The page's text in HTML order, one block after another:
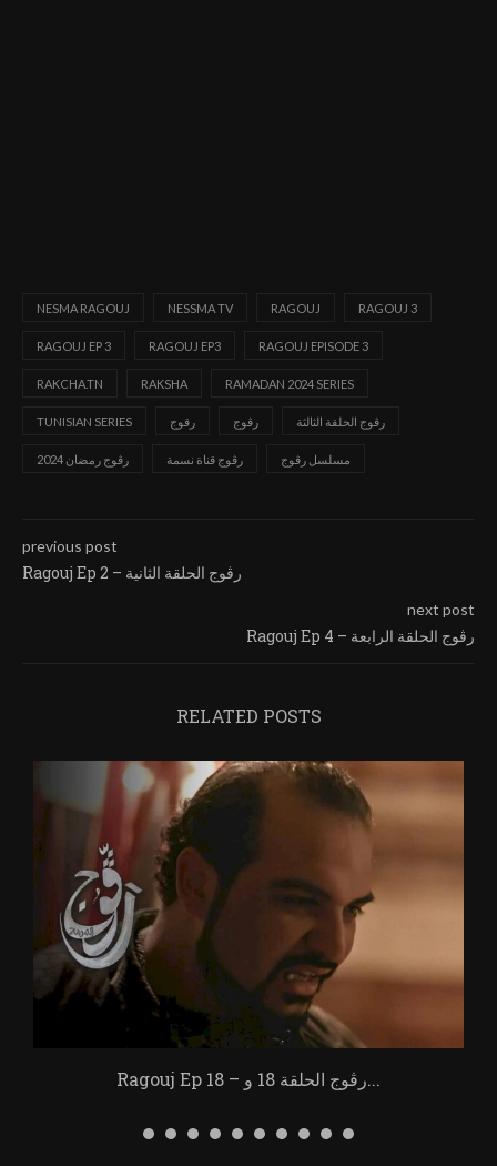
NESMA RAGOUJ NESSMA TV RAGOUJ RAGOUJ 3
RAGOUJ EP 3 RAGOUJ EP3 RAGOUJ EPISODE 3
RAKCHA.TN RAKSHA RAMADAN 2024 SERIES
TUNISIAN SERIES رقوج رڨوج رڨوج الحلقة الثالثة
رڨوج رمضان 2024 رڨوج قناة نسمة مسلسل رڨوج
previous post
Ragouj Ep 2 – رڨوج الحلقة الثانية
next post
Ragouj Ep 4 – رڨوج الحلقة الرابعة
RELATED POSTS
Ragouj Ep 18 – رڨوج الحلقة 18 و...